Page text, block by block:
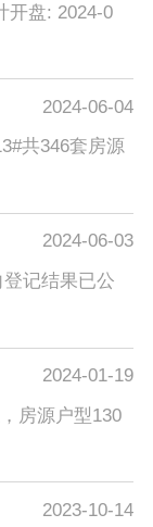
开盘: 2024-0
2024-06-04
共346套房源
2024-06-03
记结果已公
2024-01-19
房源户型130
2023-10-14